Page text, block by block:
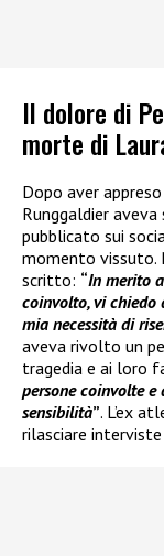
Il dolore di
morte di
Dopo aver
Runggaldier
pubblicato sui
momento vissuto.
scritto: “In merito
coinvolto, vi chiedo
mia necessità di
aveva rivolto un
tragedia e ai loro
persone coinvolte
sensibilità”. L’ex
rilasciare